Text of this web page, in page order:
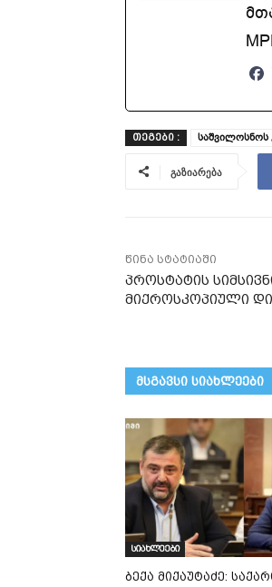
ᲗᲔᲒᲔᲑᲘ : საშვილოსნოს
გაზიარება
წინა სტატიაში
პროსტატის
მიქროსკოპიული
მსგავსი სიახლეები
სიახლეები
ბექა მიქაუტაძე: